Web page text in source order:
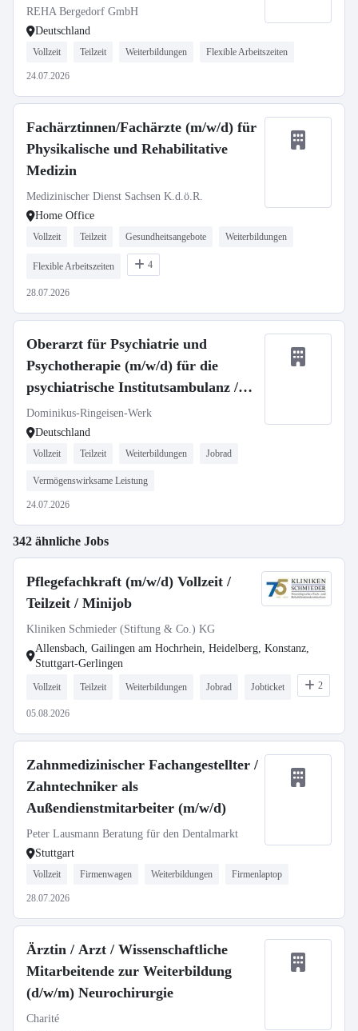
Medizin
REHA Bergedorf GmbH
Deutschland
Vollzeit Teilzeit Weiterbildungen Flexible Arbeitszeiten
24.07.2026
Fachärztinnen/Fachärzte (m/w/d) für
Physikalische und Rehabilitative
Medizin
Medizinischer Dienst Sachsen K.d.ö.R.
Home Office
Vollzeit Teilzeit Gesundheitsangebote Weiterbildungen
Flexible Arbeitszeiten 4
28.07.2026
Oberarzt für Psychiatrie und
Psychotherapie (m/w/d) für die
psychiatrische Institutsambulanz /
Fachabteilung Psychiatrie unseres
Zweckverbands Krankenhaus St.
Camillus
Dominikus-Ringeisen-Werk
Deutschland
Vollzeit Teilzeit Weiterbildungen Jobrad
Vermögenswirksame Leistung
24.07.2026
342 ähnliche Jobs
Pflegefachkraft (m/w/d) Vollzeit /
Teilzeit / Minijob
Kliniken Schmieder (Stiftung & Co.) KG
Allensbach, Gailingen am Hochrhein, Heidelberg, Konstanz,
Stuttgart-Gerlingen
Vollzeit Teilzeit Weiterbildungen Jobrad Jobticket 2
05.08.2026
Zahnmedizinischer Fachangestellter /
Zahntechniker als
Außendienstmitarbeiter (m/w/d)
Peter Lausmann Beratung für den Dentalmarkt
Stuttgart
Vollzeit Firmenwagen Weiterbildungen Firmenlaptop
28.07.2026
Ärztin / Arzt / Wissenschaftliche
Mitarbeitende zur Weiterbildung
(d/w/m) Neurochirurgie
Charité